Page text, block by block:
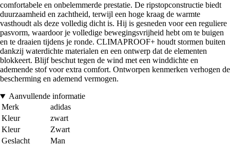
comfortabele en onbelemmerde prestatie. De ripstopconstructie biedt
duurzaamheid en zachtheid, terwijl een hoge kraag de warmte
vasthoudt als deze volledig dicht is. Hij is gesneden voor een reguliere
pasvorm, waardoor je volledige bewegingsvrijheid hebt om te buigen
en te draaien tijdens je ronde. CLIMAPROOF+ houdt stormen buiten
dankzij waterdichte materialen en een ontwerp dat de elementen
blokkeert. Blijf beschut tegen de wind met een winddichte en
ademende stof voor extra comfort. Ontworpen kenmerken verhogen de
bescherming en ademend vermogen.
Aanvullende informatie
Merk
adidas
Kleur
zwart
Kleur
Zwart
Geslacht
Man